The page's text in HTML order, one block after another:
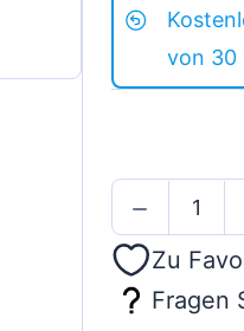
von 30
Zu
Fragen